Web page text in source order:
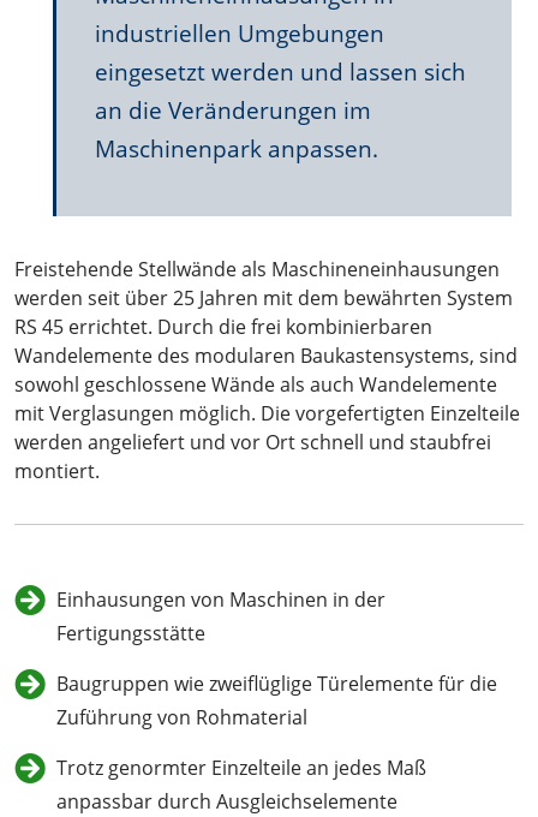
industriellen Umgebungen
eingesetzt werden und lassen sich
an die Veränderungen im
Maschinenpark anpassen.
Freistehende Stellwände als Maschineneinhausungen
werden seit über 25 Jahren mit dem bewährten System
RS 45 errichtet. Durch die frei kombinierbaren
Wandelemente des modularen Baukastensystems, sind
sowohl geschlossene Wände als auch Wandelemente
mit Verglasungen möglich. Die vorgefertigten Einzelteile
werden angeliefert und vor Ort schnell und staubfrei
montiert.
Einhausungen von Maschinen in der
Fertigungsstätte
Baugruppen wie zweiflüglige Türelemente für die
Zuführung von Rohmaterial
Trotz genormter Einzelteile an jedes Maß
anpassbar durch Ausgleichselemente